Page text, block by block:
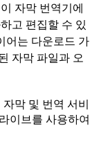
자막 번역기에
고 편집할 수 있
어는 다운로드 가
자막 파일과 오
막 및 번역 서비
이브를 사용하여